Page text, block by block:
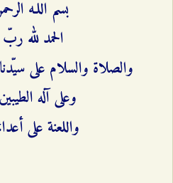
بسم اللـه
الحمد لله ربّ
والصلاة والسلام على
وعلى آله
واللعنة على